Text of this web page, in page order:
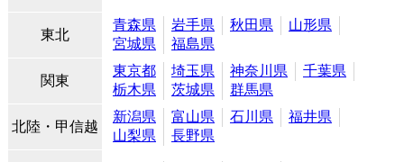
東北
青森県 岩手県 秋田県
山形県
宮城県
福島県
関東
東京都 埼玉県 神奈川県
千葉県
栃木県
茨城県 群馬県
北陸・甲信越
新潟県 富山県 石川県
福井県
山梨県
長野県